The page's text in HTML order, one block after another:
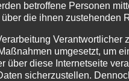
betroffene Personen
die ihnen zustehenden
Verantwortlicher
umgesetzt, um
über diese Internetseite
sicherzustellen.